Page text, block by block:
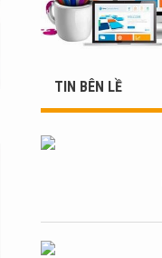
TIN BÊN LỀ